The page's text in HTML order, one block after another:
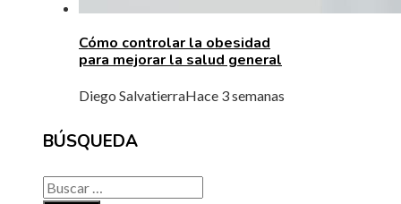
Cómo controlar la obesidad
para mejorar la salud general
Diego SalvatierraHace 3 semanas
BÚSQUEDA
Buscar: